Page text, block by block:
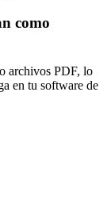
como
archivos PDF, lo
en tu software de